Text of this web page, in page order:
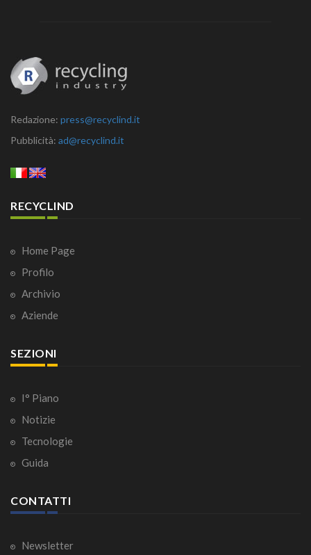
Redazione: press@recyclind.it
Pubblicità: ad@recyclind.it
RECYCLIND
Home Page
Profilo
Archivio
Aziende
SEZIONI
I° Piano
Notizie
Tecnologie
Guida
CONTATTI
Newsletter